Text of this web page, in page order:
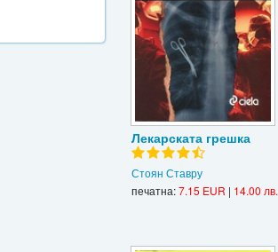
Лекарската грешка
Стоян Ставру
печатна:7.15 EUR | 14.00 лв.